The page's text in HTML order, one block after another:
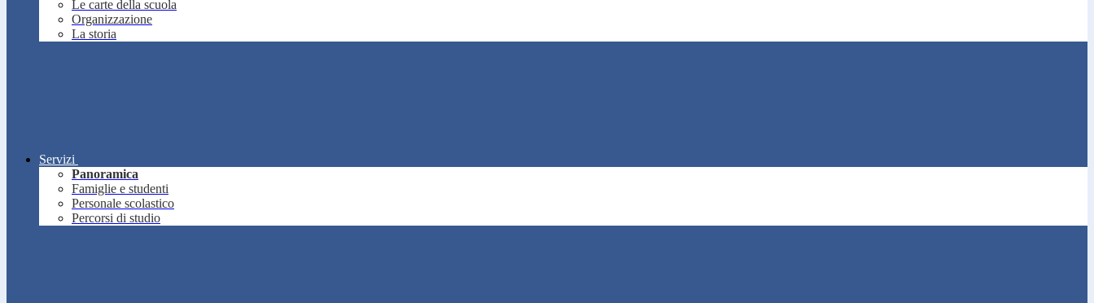
Le carte della scuola
Organizzazione
La storia
Servizi
Panoramica
Famiglie e studenti
Personale scolastico
Percorsi di studio